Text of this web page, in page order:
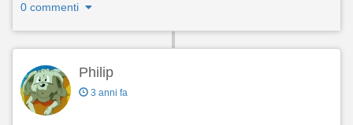
0 commenti
Philip
3 anni fa